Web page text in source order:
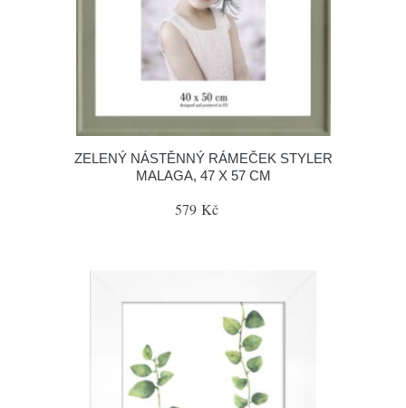
ZELENÝ NÁSTĚNNÝ RÁMEČEK STYLER
MALAGA, 47 X 57 CM
579 Kč